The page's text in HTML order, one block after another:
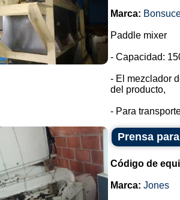
Marca:
Paddle mixer
- Capacidad:
- El mezclador
del producto,
- Para
Prensa
Código de
Marca: Jones